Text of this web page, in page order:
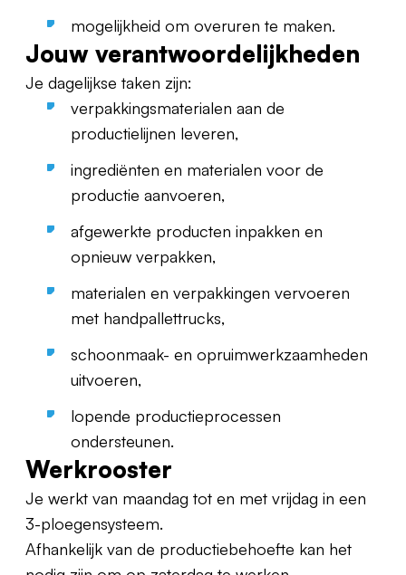
mogelijkheid om overuren te maken.
Jouw verantwoordelijkheden
Je dagelijkse taken zijn:
verpakkingsmaterialen aan de
productielijnen leveren,
ingrediënten en materialen voor de
productie aanvoeren,
afgewerkte producten inpakken en
opnieuw verpakken,
materialen en verpakkingen vervoeren
met handpallettrucks,
schoonmaak- en opruimwerkzaamheden
uitvoeren,
lopende productieprocessen
ondersteunen.
Werkrooster
Je werkt van maandag tot en met vrijdag in een
3-ploegensysteem.
Afhankelijk van de productiebehoefte kan het